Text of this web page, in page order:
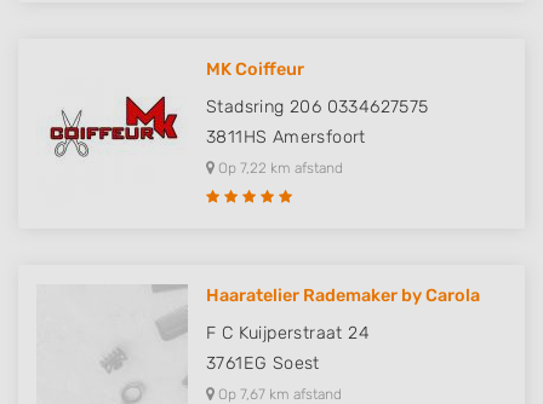
MK Coiffeur
Stadsring 206 0334627575
3811HS Amersfoort
Op 7,22 km afstand
Haaratelier Rademaker by Carola
F C Kuijperstraat 24
3761EG Soest
Op 7,67 km afstand